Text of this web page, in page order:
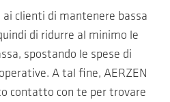
clienti di mantenere bassa
di ridurre al minimo le
spostando le spese di
A tal fine, AERZEN
contatto con te per trovare